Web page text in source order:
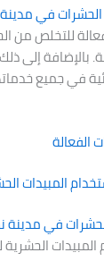
في
للتخلص من
بالإضافة إلى
في جميع
الفعالة
المبيدات
فيمدينة